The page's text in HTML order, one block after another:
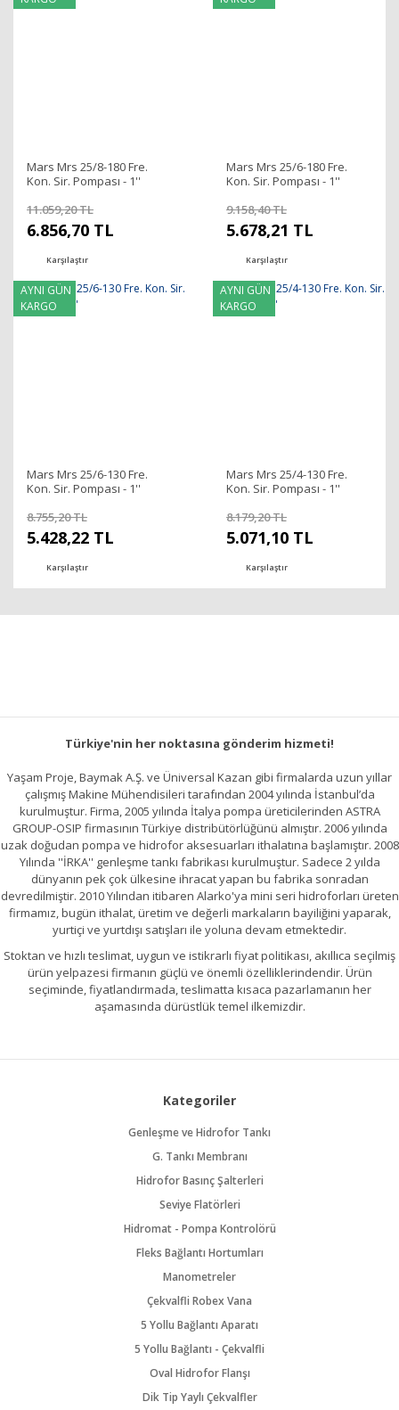
Mars Mrs 25/8-180 Fre.
Kon. Sir. Pompası - 1''
11.059,20 TL
6.856,70 TL
Karşılaştır
Mars Mrs 25/6-180 Fre.
Kon. Sir. Pompası - 1''
9.158,40 TL
5.678,21 TL
Karşılaştır
AYNI GÜN
KARGO
Mars Mrs 25/6-130 Fre.
Kon. Sir. Pompası - 1''
8.755,20 TL
5.428,22 TL
Karşılaştır
AYNI GÜN
KARGO
Mars Mrs 25/4-130 Fre.
Kon. Sir. Pompası - 1''
8.179,20 TL
5.071,10 TL
Karşılaştır
Türkiye'nin her noktasına gönderim hizmeti!
Yaşam Proje, Baymak A.Ş. ve Üniversal Kazan gibi firmalarda uzun yıllar
çalışmış Makine Mühendisileri tarafından 2004 yılında İstanbul’da
kurulmuştur. Firma, 2005 yılında İtalya pompa üreticilerinden ASTRA
GROUP-OSIP firmasının Türkiye distribütörlüğünü almıştır. 2006 yılında
uzak doğudan pompa ve hidrofor aksesuarları ithalatına başlamıştır. 2008
Yılında ''İRKA'' genleşme tankı fabrikası kurulmuştur. Sadece 2 yılda
dünyanın pek çok ülkesine ihracat yapan bu fabrika sonradan
devredilmiştir. 2010 Yılından itibaren Alarko'ya mini seri hidroforları üreten
firmamız, bugün ithalat, üretim ve değerli markaların bayiliğini yaparak,
yurtiçi ve yurtdışı satışları ile yoluna devam etmektedir.
Stoktan ve hızlı teslimat, uygun ve istikrarlı fiyat politikası, akıllıca seçilmiş
ürün yelpazesi firmanın güçlü ve önemli özelliklerindendir. Ürün
seçiminde, fiyatlandırmada, teslimatta kısaca pazarlamanın her
aşamasında dürüstlük temel ilkemizdir.
Kategoriler
Genleşme ve Hidrofor Tankı
G. Tankı Membranı
Hidrofor Basınç Şalterleri
Seviye Flatörleri
Hidromat - Pompa Kontrolörü
Fleks Bağlantı Hortumları
Manometreler
Çekvalfli Robex Vana
5 Yollu Bağlantı Aparatı
5 Yollu Bağlantı - Çekvalfli
Oval Hidrofor Flanşı
Dik Tip Yaylı Çekvalfler